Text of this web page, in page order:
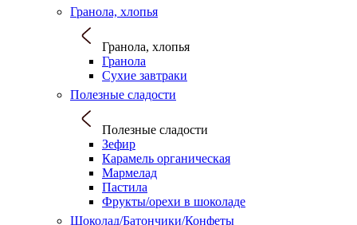
Гранола, хлопья
Гранола, хлопья
Гранола
Сухие завтраки
Полезные сладости
Полезные сладости
Зефир
Карамель органическая
Мармелад
Пастила
Фрукты/орехи в шоколаде
Шоколад/Батончики/Конфеты